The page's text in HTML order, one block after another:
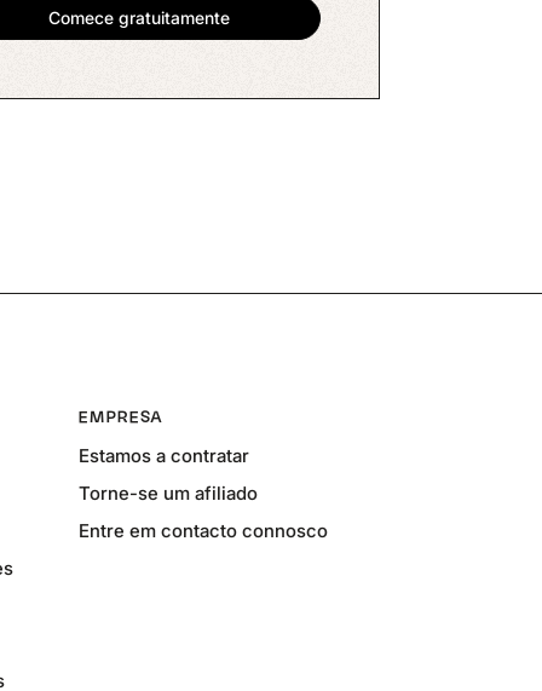
EMPRESA
Estamos a contratar
Torne-se um afiliado
Entre em contacto connosco